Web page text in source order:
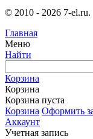
© 2010 - 2026 7-el.ru.
Главная
Меню
Найти
Корзина
Корзина
Корзина пуста
Корзина Оформить
Аккаунт
Учетная запись